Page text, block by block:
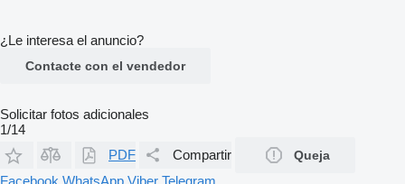
¿Le interesa el anuncio?
Contacte con el vendedor
Solicitar fotos adicionales
1/14
PDF
Compartir Queja
Facebook WhatsApp Viber Telegram